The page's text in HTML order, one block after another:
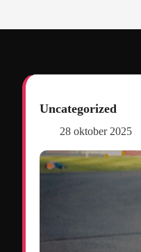
Uncategorized
28 oktober 2025